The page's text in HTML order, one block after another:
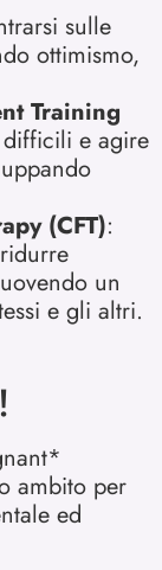
sulle
ottimismo,
Training
e agire
(CFT):
un
e gli altri.
ambito per
ed